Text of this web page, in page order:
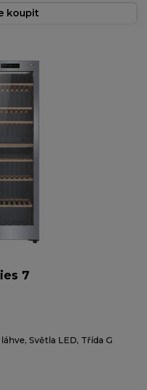
koupit
7
Světla LED, Třída G